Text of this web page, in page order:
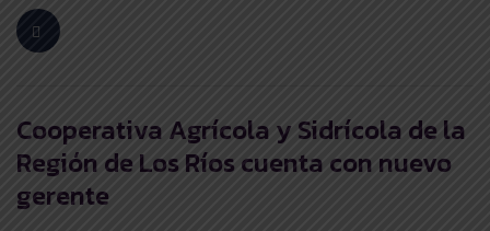
Cooperativa Agrícola y Sidrícola de la
Región de Los Ríos cuenta con nuevo
gerente